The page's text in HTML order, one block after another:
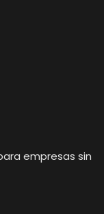
empresas sin